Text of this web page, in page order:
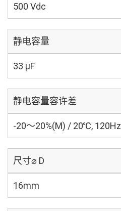
500 Vdc
静电容量
33 µF
静电容量容许差
-20～20%(M) / 20℃, 120Hz
尺寸⌀ D
16mm